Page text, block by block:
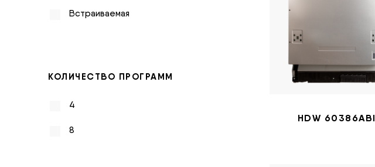
Встраиваемая
КОЛИЧЕСТВО ПРОГРАММ
4
8
HDW 60386ABI